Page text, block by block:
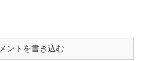
ントを書き込む